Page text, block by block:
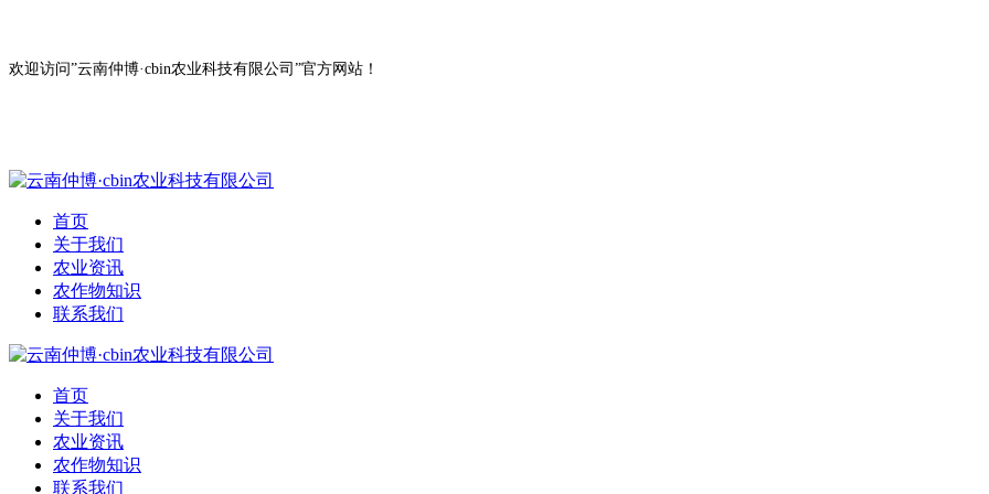
欢迎访问”云南仲博·cbin农业科技有限公司”官方网站！
首页
关于我们
农业资讯
农作物知识
联系我们
首页
关于我们
农业资讯
农作物知识
联系我们